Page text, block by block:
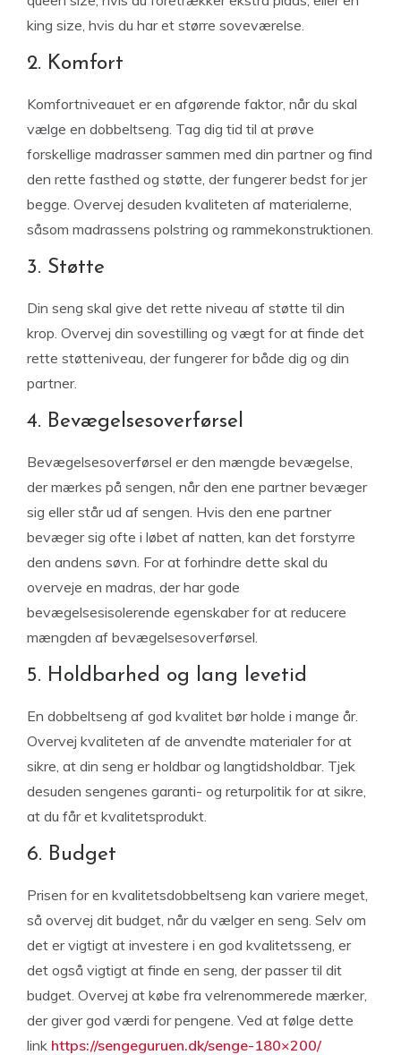
king size, hvis du har et større soveværelse.
2. Komfort
Komfortniveauet er en afgørende faktor, når du skal
vælge en dobbeltseng. Tag dig tid til at prøve
forskellige madrasser sammen med din partner og find
den rette fasthed og støtte, der fungerer bedst for jer
begge. Overvej desuden kvaliteten af materialerne,
såsom madrassens polstring og rammekonstruktionen.
3. Støtte
Din seng skal give det rette niveau af støtte til din
krop. Overvej din sovestilling og vægt for at finde det
rette støtteniveau, der fungerer for både dig og din
partner.
4. Bevægelsesoverførsel
Bevægelsesoverførsel er den mængde bevægelse,
der mærkes på sengen, når den ene partner bevæger
sig eller står ud af sengen. Hvis den ene partner
bevæger sig ofte i løbet af natten, kan det forstyrre
den andens søvn. For at forhindre dette skal du
overveje en madras, der har gode
bevægelsesisolerende egenskaber for at reducere
mængden af bevægelsesoverførsel.
5. Holdbarhed og lang levetid
En dobbeltseng af god kvalitet bør holde i mange år.
Overvej kvaliteten af de anvendte materialer for at
sikre, at din seng er holdbar og langtidsholdbar. Tjek
desuden sengenes garanti- og returpolitik for at sikre,
at du får et kvalitetsprodukt.
6. Budget
Prisen for en kvalitetsdobbeltseng kan variere meget,
så overvej dit budget, når du vælger en seng. Selv om
det er vigtigt at investere i en god kvalitetsseng, er
det også vigtigt at finde en seng, der passer til dit
budget. Overvej at købe fra velrenommerede mærker,
der giver god værdi for pengene. Ved at følge dette
link https://sengeguruen.dk/senge-180×200/